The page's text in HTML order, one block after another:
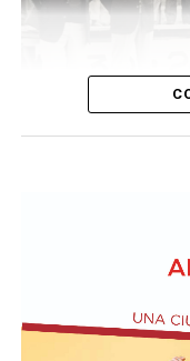
El vendero 13 de
desaparición física
en la ruta 88, a